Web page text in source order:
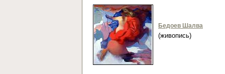
Бедоев Шалва
(живопись)